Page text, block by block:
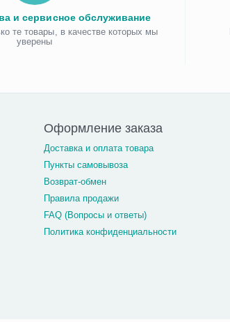
и сервисное обслуживание
те товары, в качестве которых мы
уверены
Оформление заказа
Доставка и оплата товара
Пункты самовывоза
Возврат-обмен
Правила продажи
FAQ (Вопросы и ответы)
Политика конфиденциальности